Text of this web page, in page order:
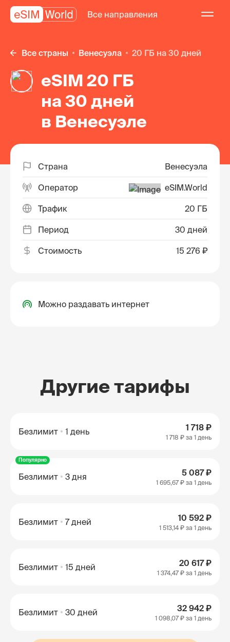
Все направления
Все страны Венесуэла 20 ГБ на 30 дней
eSIM 20 ГБ
на 30 дней
в Венесуэле
Страна Венесуэла
Оператор eSIM.World
Трафик 20 ГБ
Период 30 дней
Стоимость 15 276 ₽
Можно раздавать интернет
Другие тарифы
Безлимит 1 день 1 718 ₽
1 718 ₽ за 1 день
Популярно
Безлимит 3 дня 5 087 ₽
1 695,67 ₽ за 1 день
Безлимит 7 дней 10 592 ₽
1 513,14 ₽ за 1 день
Безлимит 15 дней 20 617 ₽
1 374,47 ₽ за 1 день
Безлимит 30 дней 32 942 ₽
1 098,07 ₽ за 1 день